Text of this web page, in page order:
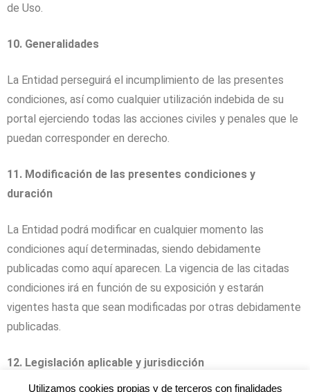
de Uso.
10. Generalidades
La Entidad perseguirá el incumplimiento de las presentes
condiciones, así como cualquier utilización indebida de su
portal ejerciendo todas las acciones civiles y penales que le
puedan corresponder en derecho.
11. Modificación de las presentes condiciones y
duración
La Entidad podrá modificar en cualquier momento las
condiciones aquí determinadas, siendo debidamente
publicadas como aquí aparecen. La vigencia de las citadas
condiciones irá en función de su exposición y estarán
vigentes hasta que sean modificadas por otras debidamente
publicadas.
12. Legislación aplicable y jurisdicción
Utilizamos cookies propias y de terceros con finalidades